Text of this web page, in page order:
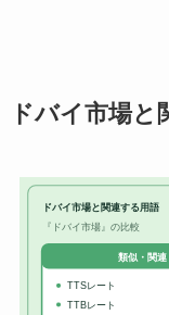
ドバイ市場
ドバイ市場と関連する用語
『ドバイ市場』の比較
類似・関連
TTSレート
TTBレート